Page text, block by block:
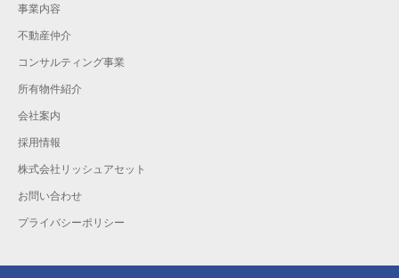
事業内容
不動産仲介
コンサルティング事業
所有物件紹介
会社案内
採用情報
株式会社リッシュアセット
お問い合わせ
プライバシーポリシー